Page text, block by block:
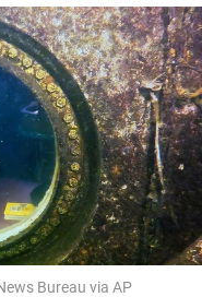
Bureau via AP